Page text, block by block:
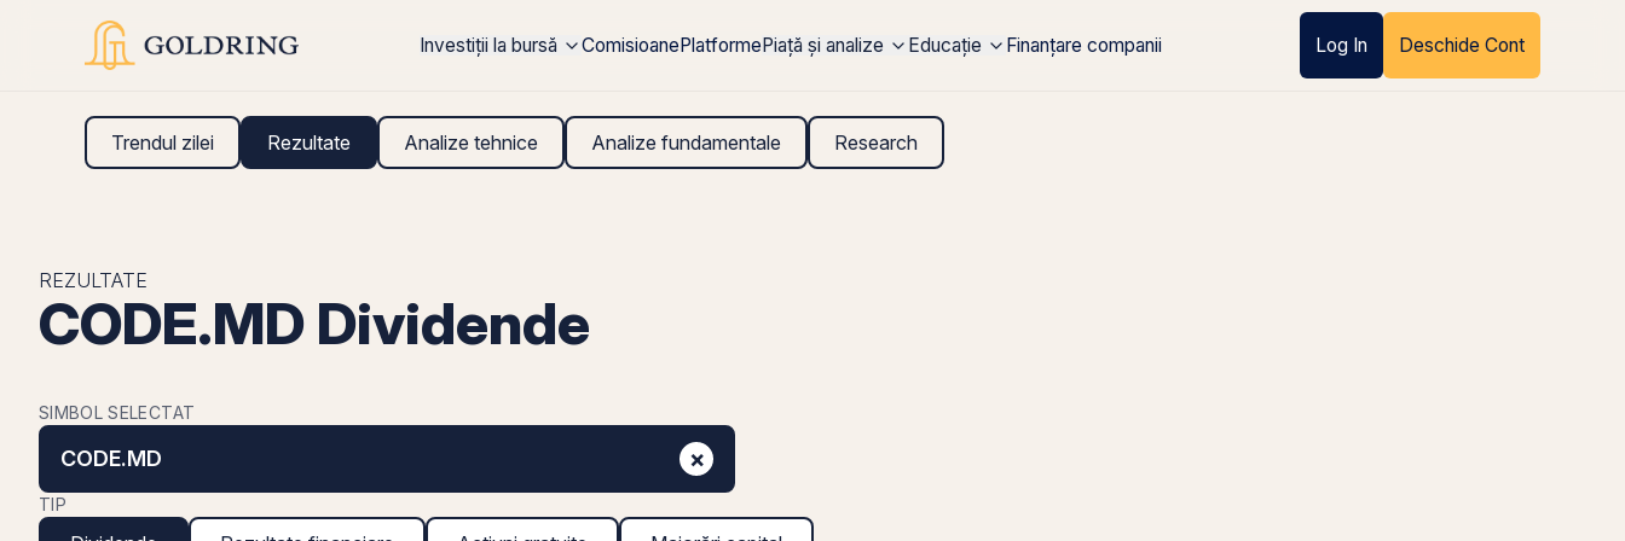
Investiții la bursă ComisioanePlatformePiață și analize Educație Finanțare companii Log In Deschide Cont
Trendul zilei Rezultate Analize tehnice Analize fundamentale Research
REZULTATE
CODE.MD Dividende
SIMBOL SELECTAT
CODE.MD ×
TIP